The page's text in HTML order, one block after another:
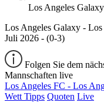
Los Angeles
Los Angeles Galaxy -
Juli 2026 - (0-3)
Folgen Sie dem
Mannschaften live
Los Angeles FC - Los
Wett Tipps Quoten Live